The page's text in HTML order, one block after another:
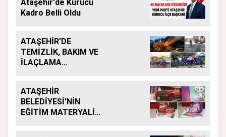
Ataşehir'de Kurucu
Kadro Belli Oldu
ATAŞEHİR'DE
TEMİZLİK, BAKIM VE
İLAÇLAMA
ATAŞEHİR
BELEDİYESİ’NİN
EĞİTİM MATERYALİ